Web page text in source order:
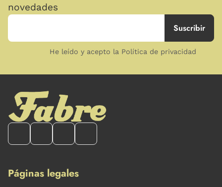
novedades
He leído y acepto la Política de privacidad
Páginas legales